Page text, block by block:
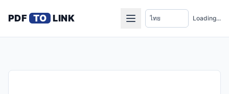
PDF TO LINK Loading...